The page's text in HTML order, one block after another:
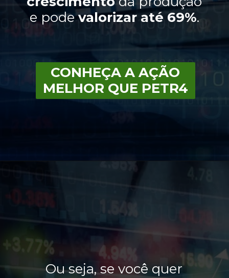
e podevalorizar até 69%.
CONHEÇA A AÇÃO
MELHOR QUE PETR4
Ou seja, se você quer